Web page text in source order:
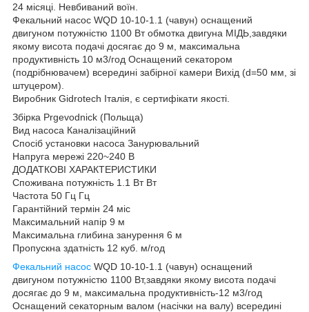
24 місяці. Невбиваний воїн.
Фекальний насос WQD 10-10-1.1 (чавун) оснащений
двигуном потужністю 1100 Вт обмотка двигуна МІДЬ,завдяки
якому висота подачі досягає до 9 м, максимальна
продуктивність 10 м3/год Оснащений секатором
(подрібнювачем) всередині забірної камери Вихід (d=50 мм, зі
штуцером).
Виробник Gidrotech Італія, є сертифікати якості.
Збірка Prgevodnick (Польща)
Вид насоса Каналізаційний
Спосіб установки насоса Занурювальний
Напруга мережі 220~240 В
ДОДАТКОВІ ХАРАКТЕРИСТИКИ
Споживана потужність 1.1 Вт Вт
Частота 50 Гц Гц
Гарантійний термін 24 міс
Максимальний напір 9 м
Максимальна глибина занурення 6 м
Пропускна здатність 12 куб. м/год
Фекальний насос WQD 10-10-1.1 (чавун) оснащений
двигуном потужністю 1100 Вт,завдяки якому висота подачі
досягає до 9 м, максимальна продуктивність-12 м3/год
Оснащений секаторным валом (насічки на валу) всередині